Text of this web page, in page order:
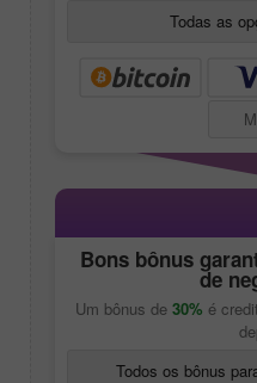
Todas as
Bons bônus
de
Um bônus de 30% é
Todos os bônus